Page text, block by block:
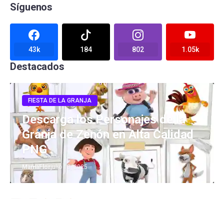
Síguenos
43k 184 802 1.05k
Destacados
FIESTA DE LA GRANJA
Descarga los Personajes de la
Granja de Zenón en Alta Calidad
PNG
MamaFlorjulio 13, 2025